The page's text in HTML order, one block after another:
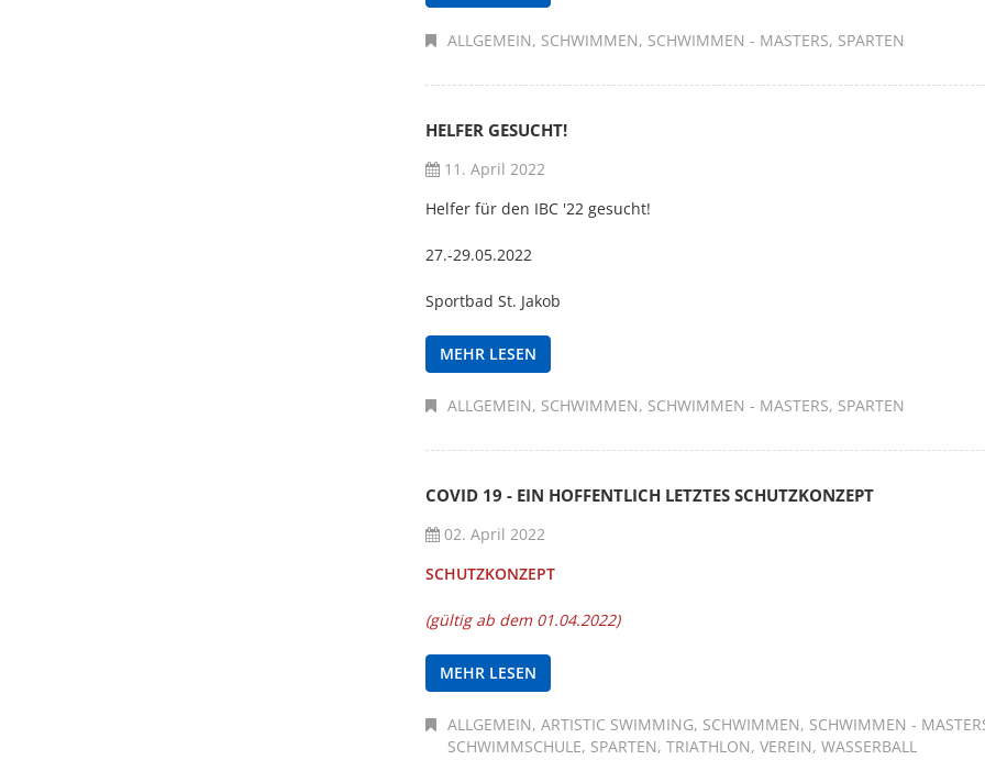
ALLGEMEIN SCHWIMMEN SCHWIMMEN - MASTERS SPARTEN
HELFER GESUCHT!
11. April 2022
Helfer für den IBC '22 gesucht!
27.-29.05.2022
Sportbad St. Jakob
MEHR LESEN
ALLGEMEIN SCHWIMMEN SCHWIMMEN - MASTERS SPARTEN
COVID 19 - EIN HOFFENTLICH LETZTES SCHUTZKONZEPT
02. April 2022
SCHUTZKONZEPT
(gültig ab dem 01.04.2022)
MEHR LESEN
ALLGEMEIN ARTISTIC SWIMMING SCHWIMMEN SCHWIMMEN -
SCHWIMMSCHULE SPARTEN TRIATHLON VEREIN WASSERBALL